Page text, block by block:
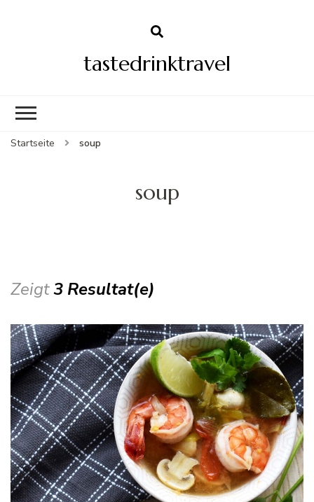
tastedrinktravel
Startseite soup
soup
Zeigt3 Resultat(e)